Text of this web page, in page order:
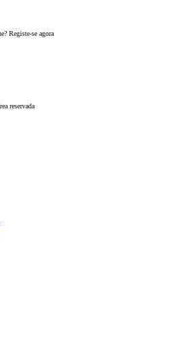
Registe-se agora
reservada